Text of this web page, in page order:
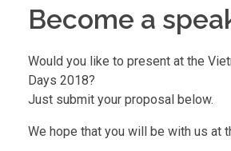
Become a
Would you like to present at the
Days 2018?
Just submit your proposal below.
We hope that you will be with us at